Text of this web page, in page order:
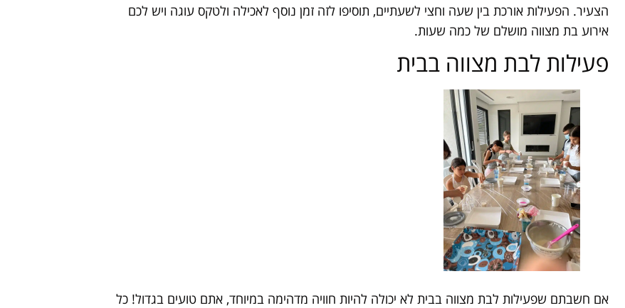
הצעיר. הפעילות אורכת בין שעה וחצי לשעתיים, תוסיפו לזה זמן נוסף לאכילה ולטקס עוגה ויש לכם
אירוע בת מצווה מושלם של כמה שעות.
פעילות לבת מצווה בבית
אם חשבתם שפעילות לבת מצווה בבית לא יכולה להיות חוויה מדהימה במיוחד, אתם טועים בגדול! כל